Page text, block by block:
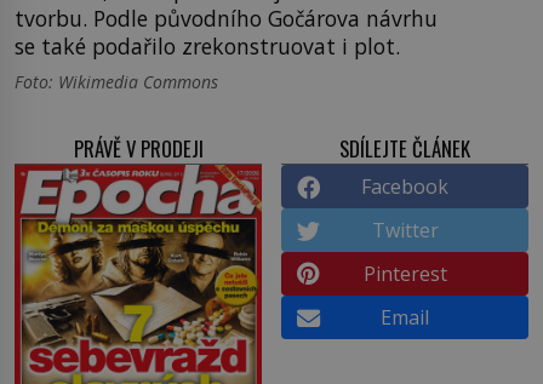
tvorbu. Podle původního Gočárova návrhu
se také podařilo zrekonstruovat i plot.
Foto: Wikimedia Commons
PRÁVĚ V PRODEJI SDÍLEJTE ČLÁNEK
Facebook
Twitter
Pinterest
Email